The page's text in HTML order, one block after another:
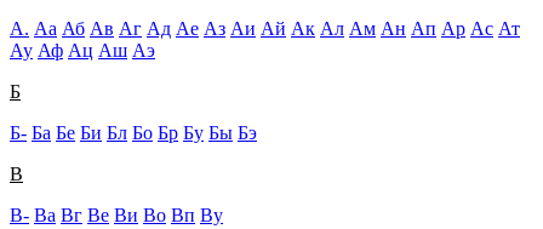
А. Аа Аб Ав Аг Ад Ае Аз Аи Ай Ак Ал Ам Ан Ап Ар Ас Ат
Ау Аф Ац Аш Аэ
Б
Б- Ба Бе Би Бл Бо Бр Бу Бы Бэ
В
В- Ва Вг Ве Ви Во Вп Ву